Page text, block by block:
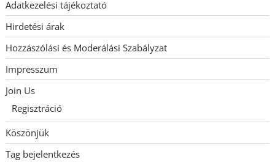
Adatkezelési tájékoztató
Hirdetési árak
Hozzászólási és Moderálási Szabályzat
Impresszum
Join Us
Regisztráció
Köszönjük
Tag bejelentkezés